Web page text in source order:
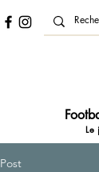
Le
Post